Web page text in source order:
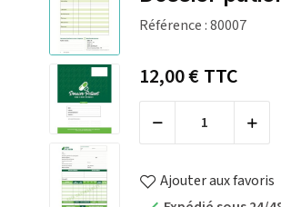
Référence :80007
12,00 €TTC
Ajouter aux favoris